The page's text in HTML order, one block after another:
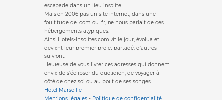
escapade dans un lieu insolite.
Mais en 2006 pas un site internet, dans une
foultitude de .com ou .fr, ne nous parlait de ces
hébergements atypiques.
Ainsi Hotels-Insolites.com vit le jour, évolua et
devient leur premier projet partagé, d'autres
suivront.
Heureuse de vous livrer ces adresses qui donnent
envie de s'éclipser du quotidien, de voyager à
côté de chez soi ou au bout de ses songes.
Hotel Marseille
Mentions légales - Politique de confidentialité